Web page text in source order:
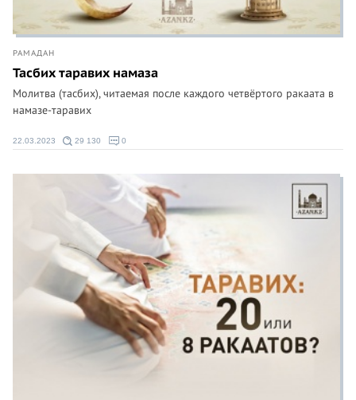
РАМАДАН
Тасбих таравих намаза
Молитва (тасбих), читаемая после каждого четвёртого ракаата в
намазе-таравих
22.03.2023 29 130 0